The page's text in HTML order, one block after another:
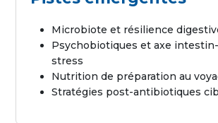
Microbiote et résilience
Psychobiotiques et axe
stress
Nutrition de préparation au
Stratégies post-antibiotiques